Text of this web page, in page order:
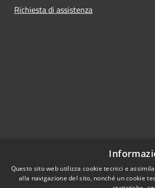
Richiesta di assistenza
Questo sito web utilizza cookie tecnici e
alla navigazione del sito, nonché un cookie